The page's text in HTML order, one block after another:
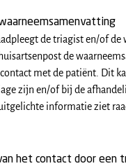
de triagist en/of de
de
met de patiënt. Dit
zijn en/of bij de
informatie ziet
het contact door een